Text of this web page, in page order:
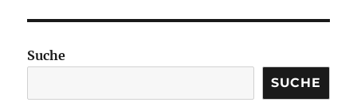
Suche
SUCHE